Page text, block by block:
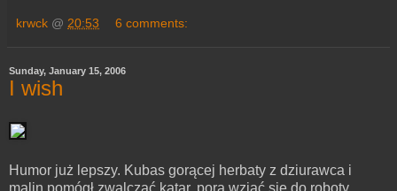
krwck @ 20:53 6 comments:
Sunday, January 15, 2006
I wish
Humor już lepszy. Kubas gorącej herbaty z dziurawca i
malin pomógł zwalczać katar, pora wziąć się do roboty...